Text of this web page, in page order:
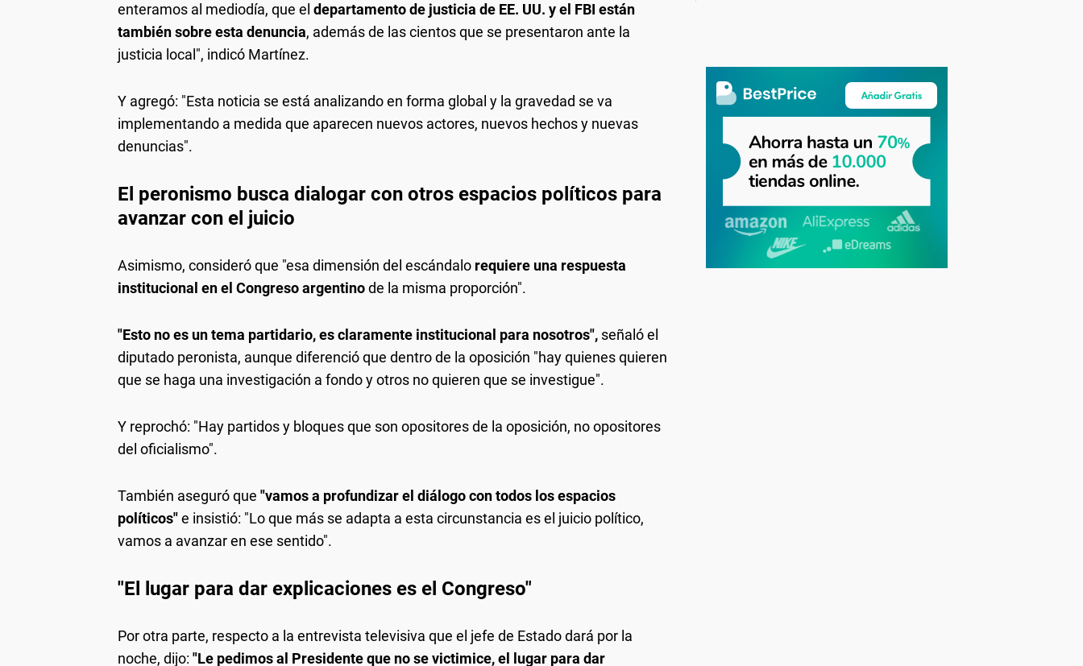
enteramos al mediodía, que el departamento de justicia de EE. UU. y el FBI están
también sobre esta denuncia, además de las cientos que se presentaron ante la
justicia local", indicó Martínez.
Y agregó: "Esta noticia se está analizando en forma global y la gravedad se va
implementando a medida que aparecen nuevos actores, nuevos hechos y nuevas
denuncias".
El peronismo busca dialogar con otros espacios políticos para
avanzar con el juicio
Asimismo, consideró que "esa dimensión del escándalo requiere una respuesta
institucional en el Congreso argentinode la misma proporción".
"Esto no es un tema partidario, es claramente institucional para nosotros", señaló el
diputado peronista, aunque diferenció que dentro de la oposición "hay quienes quieren
que se haga una investigación a fondo y otros no quieren que se investigue".
Y reprochó: "Hay partidos y bloques que son opositores de la oposición, no opositores
del oficialismo".
También aseguró que "vamos a profundizar el diálogo con todos los espacios
políticos"e insistió: "Lo que más se adapta a esta circunstancia es el juicio político,
vamos a avanzar en ese sentido".
"El lugar para dar explicaciones es el Congreso"
Por otra parte, respecto a la entrevista televisiva que el jefe de Estado dará por la
noche, dijo: "Le pedimos al Presidente que no se victimice, el lugar para dar